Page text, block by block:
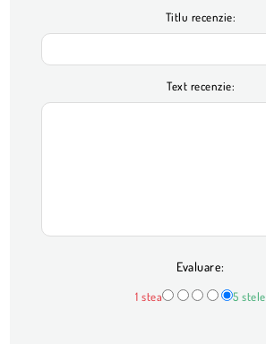
Titlu recenzie:
Text recenzie:
Evaluare:
1 stea 5 stele